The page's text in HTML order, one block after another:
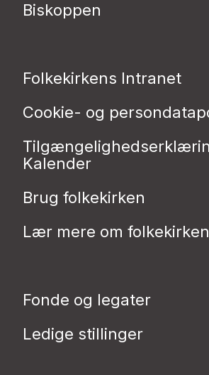
Biskoppen
Folkekirkens Intranet
Cookie- og
Kalender
Brug folkekirken
Lær mere om folkekirken
Fonde og legater
Ledige stillinger